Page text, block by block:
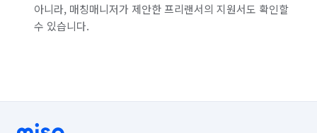
아니라, 매칭매니저가 제안한 프리랜서의 지원서도 확인할
수 있습니다.